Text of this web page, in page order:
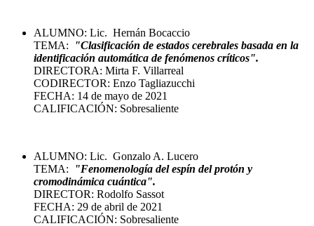
ALUMNO: Lic. Hernán Bocaccio
TEMA:
"Clasificación de estados cerebrales basada en la
identificación automática de fenómenos críticos".
DIRECTORA: Mirta F. Villarreal
CODIRECTOR: Enzo Tagliazucchi
FECHA: 14 de mayo de 2021
CALIFICACIÓN: Sobresaliente
ALUMNO: Lic. Gonzalo A. Lucero
TEMA:
"Fenomenología del espín del protón y
cromodinámica cuántica".
DIRECTOR: Rodolfo Sassot
FECHA: 29 de abril de 2021
CALIFICACIÓN: Sobresaliente